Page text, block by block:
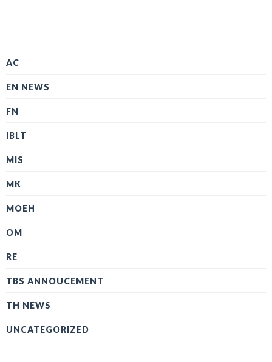
AC
EN NEWS
FN
IBLT
MIS
MK
MOEH
OM
RE
TBS ANNOUCEMENT
TH NEWS
UNCATEGORIZED